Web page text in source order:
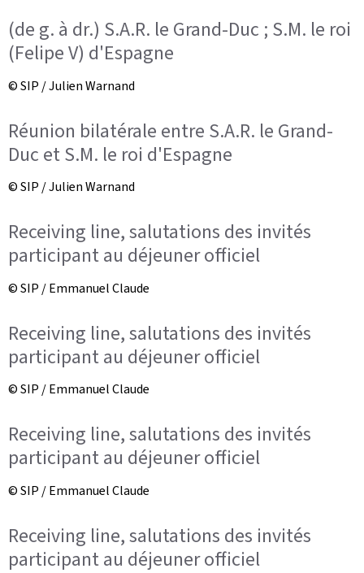
(de g. à dr.) S.A.R. le Grand-Duc ; S.M. le roi
(Felipe V) d'Espagne
© SIP / Julien Warnand
Réunion bilatérale entre S.A.R. le Grand-
Duc et S.M. le roi d'Espagne
© SIP / Julien Warnand
Receiving line, salutations des invités
participant au déjeuner officiel
© SIP / Emmanuel Claude
Receiving line, salutations des invités
participant au déjeuner officiel
© SIP / Emmanuel Claude
Receiving line, salutations des invités
participant au déjeuner officiel
© SIP / Emmanuel Claude
Receiving line, salutations des invités
participant au déjeuner officiel